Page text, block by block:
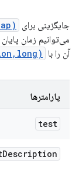
جایگزینی برای
می‌توانیم زمان
آن را با
پارامترها
test
Description